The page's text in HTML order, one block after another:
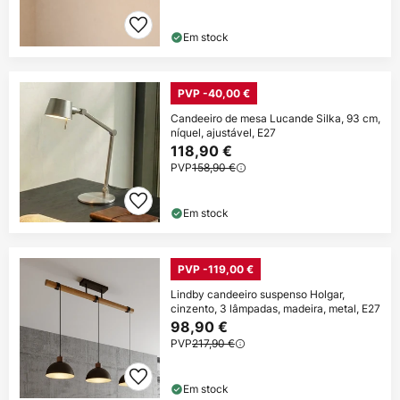
Em stock
PVP -40,00 €
Candeeiro de mesa Lucande Silka, 93 cm,
níquel, ajustável, E27
118,90 €
PVP158,90 €
Em stock
PVP -119,00 €
Lindby candeeiro suspenso Holgar,
cinzento, 3 lâmpadas, madeira, metal, E27
98,90 €
PVP217,90 €
Em stock